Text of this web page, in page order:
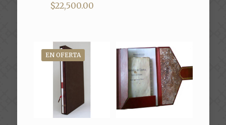
$22,500.00
EN OFERTA